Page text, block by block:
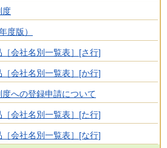
度
度版）
会社名別一覧表］[さ行]
会社名別一覧表］[か行]
への登録申請について
会社名別一覧表］[た行]
会社名別一覧表］[な行]